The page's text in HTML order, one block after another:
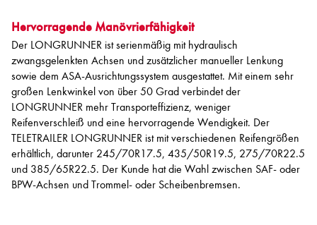
Hervorragende Manövrierfähigkeit
Der LONGRUNNER ist serienmäßig mit hydraulisch
zwangsgelenkten Achsen und zusätzlicher manueller Lenkung
sowie dem ASA-Ausrichtungssystem ausgestattet. Mit einem sehr
großen Lenkwinkel von über 50 Grad verbindet der
LONGRUNNER mehr Transporteffizienz, weniger
Reifenverschleiß und eine hervorragende Wendigkeit. Der
TELETRAILER LONGRUNNER ist mit verschiedenen Reifengrößen
erhältlich, darunter 245/70R17.5, 435/50R19.5, 275/70R22.5
und 385/65R22.5. Der Kunde hat die Wahl zwischen SAF- oder
BPW-Achsen und Trommel- oder Scheibenbremsen.